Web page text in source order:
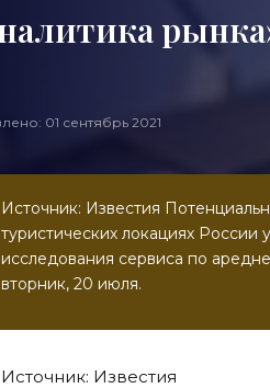
01 сентябрь 2021
Источник: Известия
туристических локациях России
исследования сервиса по
вторник, 20 июля.
Источник: Известия